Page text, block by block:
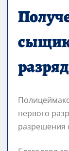
первого
разрешения